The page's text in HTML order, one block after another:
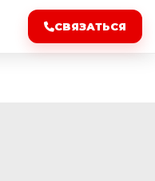
СВЯЗАТЬСЯ